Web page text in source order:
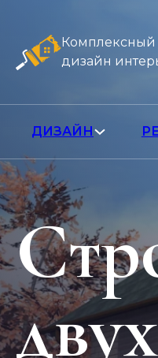
Комплексный
дизайн
ДИЗАЙН